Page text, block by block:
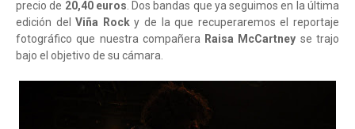
precio de 20,40 euros. Dos bandas que ya seguimos en la última
edición delViña Rocky de la que recuperaremos el reportaje
fotográfico que nuestra compañera Raisa McCartney se trajo
bajo el objetivo de su cámara.